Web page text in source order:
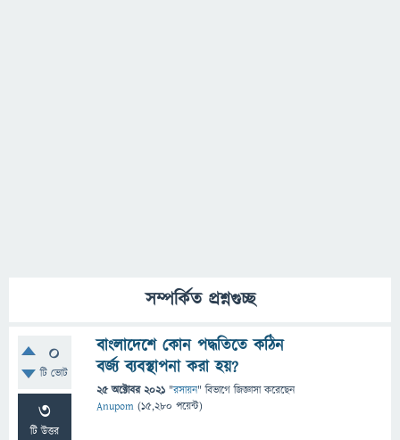
সম্পর্কিত প্রশ্নগুচ্ছ
0
টি ভোট
3
টি উত্তর
বাংলাদেশে কোন পদ্ধতিতে কঠিন
বর্জ্য ব্যবস্থাপনা করা হয়?
25 অক্টোবর 2021 "রসায়ন" বিভাগে জিজ্ঞাসাকরেছেন
Anupom (15,280 পয়েন্ট)